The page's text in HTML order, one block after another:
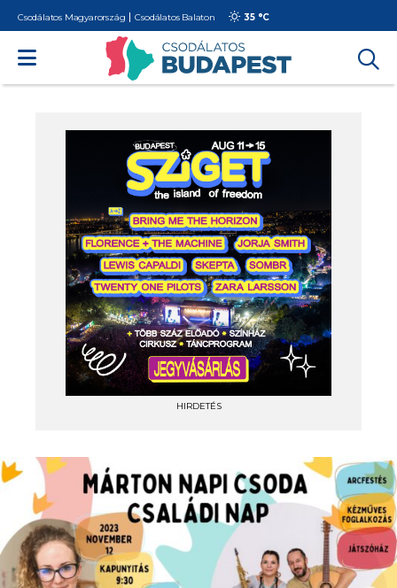
Csodálatos Magyarország Csodálatos Balaton 35 °C
HIRDETÉS